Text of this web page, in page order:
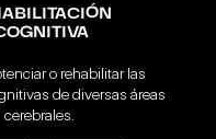
o rehabilitar las
de diversas áreas
cerebrales.